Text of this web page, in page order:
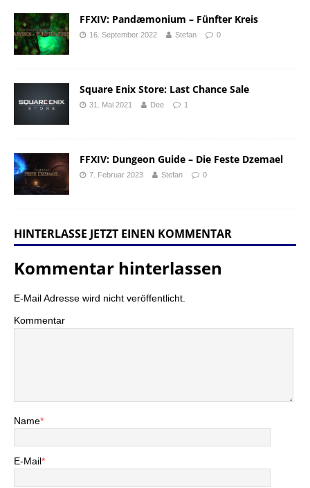
FFXIV: Pandæmonium – Fünfter Kreis
16. September 2022 Stefan 0
Square Enix Store: Last Chance Sale
31. Mai 2021 Dee 1
FFXIV: Dungeon Guide – Die Feste Dzemael
7. Februar 2023 Stefan 0
HINTERLASSE JETZT EINEN KOMMENTAR
Kommentar hinterlassen
E-Mail Adresse wird nicht veröffentlicht.
Kommentar
Name*
E-Mail*